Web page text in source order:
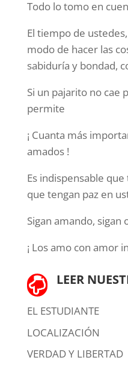
Todo lo tomo en
El tiempo de
modo de hacer las
sabiduría y bondad,
Si un pajarito no cae
permite
¡ Cuanta más
amados !
Es indispensable
que tengan paz en
Sigan amando, sigan
¡ Los amo con amor
 LEER
EL ESTUDIANTE
LOCALIZACIÓN
VERDAD Y LIBERTAD